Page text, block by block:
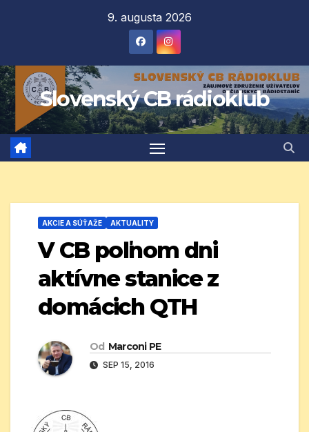
9. augusta 2026
Slovenský CB rádioklub
AKCIE A SÚŤAŽE AKTUALITY
V CB poľnom dni
aktívne stanice z
domácich QTH
Od Marconi PE
SEP 15, 2016